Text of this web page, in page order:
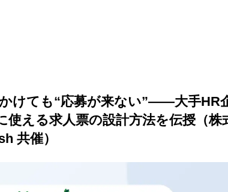
けても“応募が来ない”——大手HR
使える求人票の設計方法を伝授（株
共催）